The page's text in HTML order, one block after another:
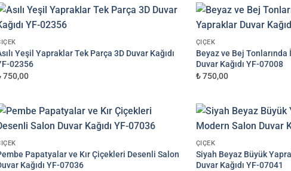
alınmadan önce ölçüye göre düzenlenmiş son hali onayınıza gönderilir. Onayınızdan sonra üretim yapılır.
SIPARIŞ OLUŞTUR
BASKIDAN ÖNCE TASARIMI ONAYINIZA GÖNDERECEĞIZ
✓ Sipariş bilgileriniz info@dekoros.com'a iletilir • ✓ Baskı öncesi tasarım
Yeşil Yapraklar Tek Parça 3D Duvar Kağıdı
02356
750,00
ÇIÇEK
Beyaz ve Bej
Duvar Kağıdı YF-07008
₺ 750,00
Papatyalar ve Kır Çiçekleri Desenli Salon
Kağıdı YF-07036
ÇIÇEK
Siyah Beyaz Büyük
Duvar Kağıdı YF-07041